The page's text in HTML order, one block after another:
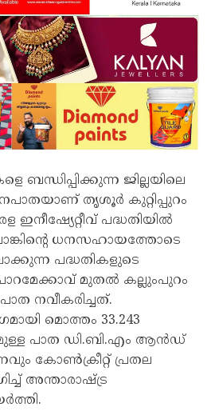
ബന്ധിപ്പിക്കുന്ന ജില്ലയിലെ
തൃശൂർ കുറ്റിപ്പുറം
പദ്ധതിയിൽ
ധനസഹായത്തോടെ
പദ്ധതികളുടെ
മുതൽ കല്ലുംപുറം
നവീകരിച്ചത്.
മൊത്തം 33.243
പാത ഡി.ബി.എം ആൻഡ്
കോൺക്രീറ്റ് പ്രതല
അന്താരാഷ്ട്ര